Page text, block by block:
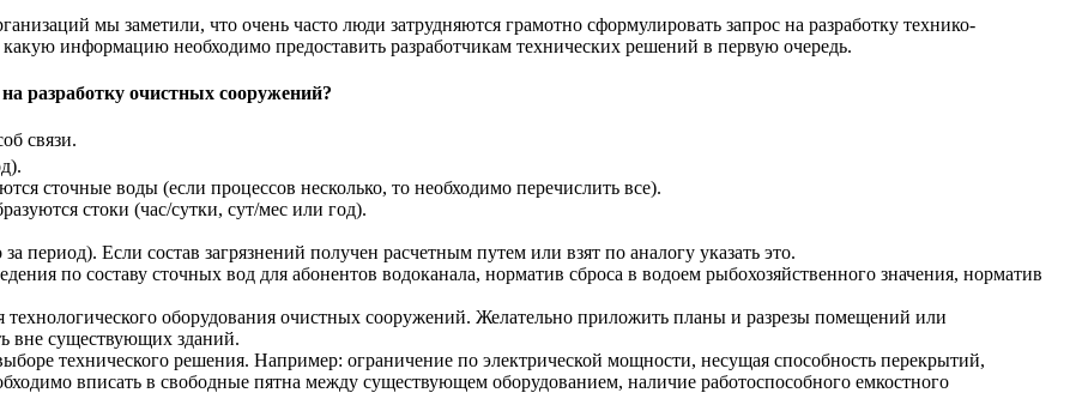
мы заметили, что очень часто люди затрудняются грамотно сформулировать запрос на разработку технико-
информацию необходимо предоставить разработчикам технических решений в первую очередь.
разработку очистных сооружений?
связи.
сточные воды (если процессов несколько, то необходимо перечислить все).
стоки (час/сутки, сут/мес или год).
период). Если состав загрязнений получен расчетным путем или взят по аналогу указать это.
по составу сточных вод для абонентов водоканала, норматив сброса в водоем рыбохозяйственного значения, норматив
оборудования очистных сооружений. Желательно приложить планы и разрезы помещений или
вне существующих зданий.
технического решения. Например: ограничение по электрической мощности, несущая способность перекрытий,
вписать в свободные пятна между существующем оборудованием, наличие работоспособного емкостного